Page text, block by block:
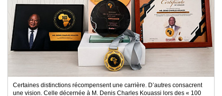
Certaines distinctions récompensent une carrière. D’autres consacrent
une vision. Celle décernée à M. Denis Charles Kouassi lors des « 100